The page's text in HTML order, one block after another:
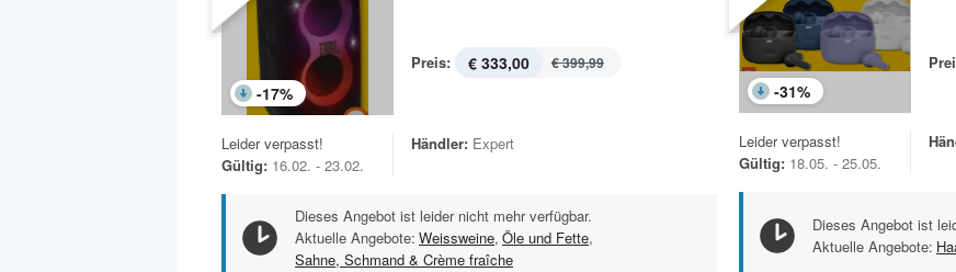
-17%
Preis: € 333,00 € 399,99
Leider verpasst!
Gültig: 16.02. - 23.02.
Händler: Expert
Dieses Angebot ist leider nicht mehr verfügbar.
Aktuelle Angebote: Weissweine, Öle und Fette,
Sahne, Schmand & Crème fraîche
-31%
Leider verpasst!
Gültig: 18.05. - 25.05.
Dieses Angebot ist
Aktuelle Angebote: